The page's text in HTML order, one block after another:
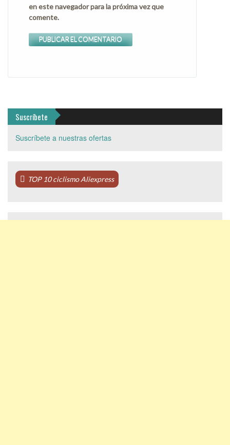
en este navegador para la próxima vez que
comente.
Suscríbete
Suscríbete a nuestras ofertas
TOP 10 ciclismo Aliexpress